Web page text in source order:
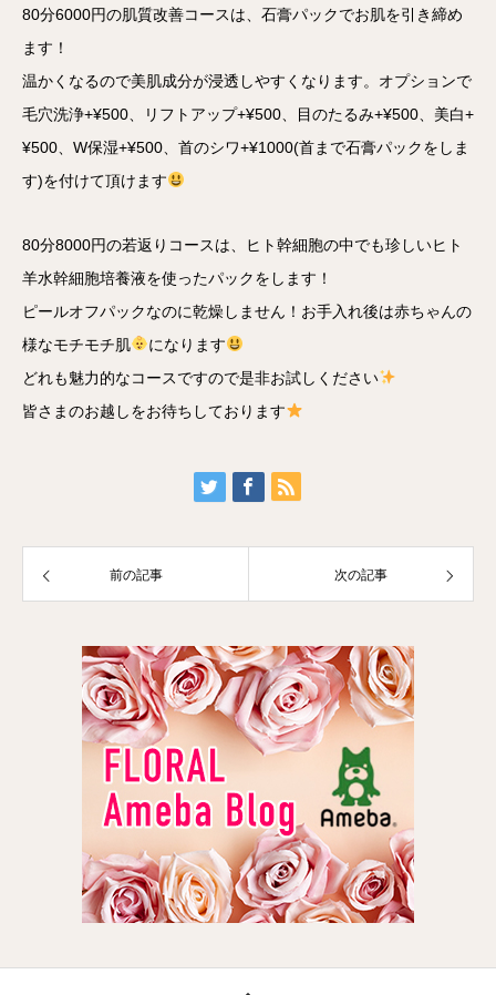
80分6000円の肌質改善コースは、石膏パックでお肌を引き締め
ます！
温かくなるので美肌成分が浸透しやすくなります。オプションで
毛穴洗浄+¥500、リフトアップ+¥500、目のたるみ+¥500、美白+
¥500、W保湿+¥500、首のシワ+¥1000(首まで石膏パックをしま
す)を付けて頂けます
80分8000円の若返りコースは、ヒト幹細胞の中でも珍しいヒト
羊水幹細胞培養液を使ったパックをします！
ピールオフパックなのに乾燥しません！お手入れ後は赤ちゃんの
様なモチモチ肌
になります
どれも魅力的なコースですので是非お試しください
皆さまのお越しをお待ちしております
前の記事 次の記事